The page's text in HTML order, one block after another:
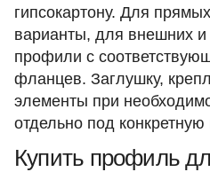
гипсокартону. Для
варианты, для внешних
профили с
фланцев. Заглушку,
элементы при
отдельно под
Купить профиль